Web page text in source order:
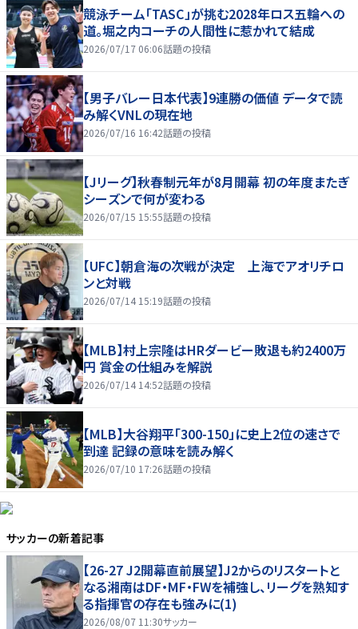
競泳チーム「TASC」が挑む2028年ロス五輪への
道。堀之内コーチの人間性に惹かれて結成
2026/07/17 06:06話題の投稿
【男子バレー日本代表】9連勝の価値 データで読
み解くVNLの現在地
2026/07/16 16:42話題の投稿
【Jリーグ】秋春制元年が8月開幕 初の年度またぎ
シーズンで何が変わる
2026/07/15 15:55話題の投稿
【UFC】朝倉海の次戦が決定 上海でアオリチロ
ンと対戦
2026/07/14 15:19話題の投稿
【MLB】村上宗隆はHRダービー敗退も約2400万
円 賞金の仕組みを解説
2026/07/14 14:52話題の投稿
【MLB】大谷翔平「300-150」に史上2位の速さで
到達 記録の意味を読み解く
2026/07/10 17:26話題の投稿
サッカーの新着記事
【26-27 J2開幕直前展望】J2からのリスタートと
なる湘南はDF・MF・FWを補強し、リーグを熟知す
る指揮官の存在も強みに(1)
2026/08/07 11:30サッカー